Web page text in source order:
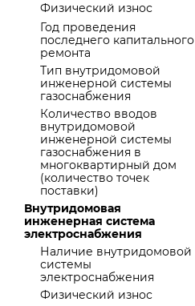
Физический износ
Год проведения
последнего капитального
ремонта
Тип внутридомовой
инженерной системы
газоснабжения
Количество вводов
внутридомовой
инженерной системы
газоснабжения в
многоквартирный дом
(количество точек
поставки)
Внутридомовая
инженерная система
электроснабжения
Наличие внутридомовой
системы
электроснабжения
Физический износ